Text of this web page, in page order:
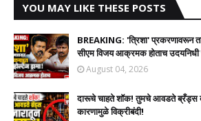
YOU MAY LIKE THESE POSTS
BREAKING: 'त्रिशा' प्रकरणावरून
सीएम विजय आक्रमक होताच उदयनिधी
August 04, 2026
दारूचे चाहते शॉक! तुमचे आवडते ब्रँड्स
कारणामुळे विक्रीबंदी!